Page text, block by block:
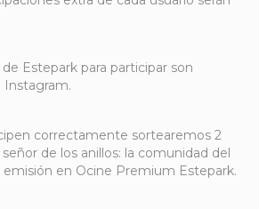
Estepark para participar son
Instagram.
correctamente sortearemos 2
de los anillos: la comunidad del
emisión en Ocine Premium Estepark.